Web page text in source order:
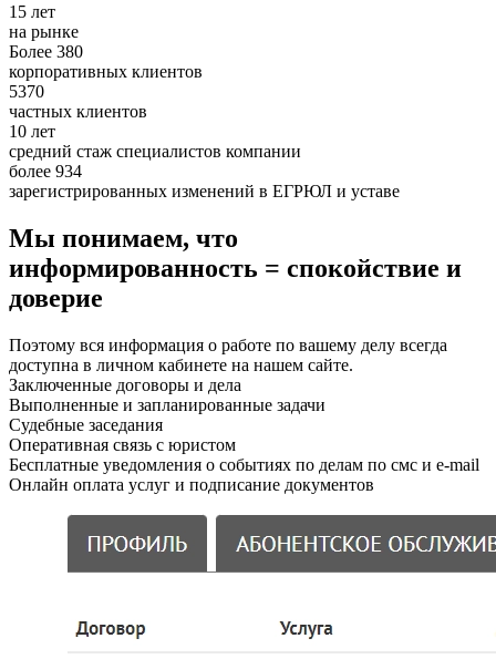
15 лет
на рынке
Более 380
корпоративных клиентов
5370
частных клиентов
10 лет
средний стаж специалистов компании
более 934
зарегистрированных изменений в ЕГРЮЛ и уставе
Мы понимаем, что
информированность = спокойствие и
доверие
Поэтому вся информация о работе по вашему делу всегда
доступна в личном кабинете на нашем сайте.
Заключенные договоры и дела
Выполненные и запланированные задачи
Судебные заседания
Оперативная связь с юристом
Бесплатные уведомления о событиях по делам по смс и e-mail
Онлайн оплата услуг и подписание документов